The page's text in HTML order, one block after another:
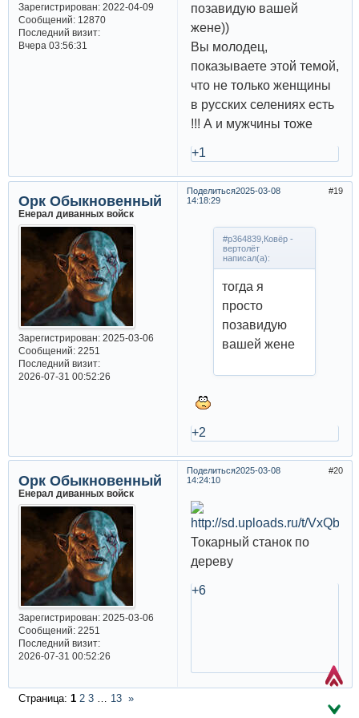
Зарегистрирован: 2022-04-09
Сообщений:12870
Последний визит:
Вчера 03:56:31
позавидую вашей
жене))
Вы молодец,
показываете этой темой,
что не только женщины
в русских селениях есть
!!! А и мужчины тоже
+1
Поделиться 19
2025-03-08
14:18:29
Орк Обыкновенный
Енерал диванных войск
Зарегистрирован: 2025-03-06
Сообщений:2251
Последний визит:
2026-07-31 00:52:26
#p364839,Ковёр -
вертолёт
написал(а):
тогда я
просто
позавидую
вашей жене
+2
Поделиться 20
2025-03-08
14:24:10
Орк Обыкновенный
Енерал диванных войск
Зарегистрирован: 2025-03-06
Сообщений:2251
Последний визит:
2026-07-31 00:52:26
Токарный станок по
дереву
+6
Страница: 1 2 3 … 13 »